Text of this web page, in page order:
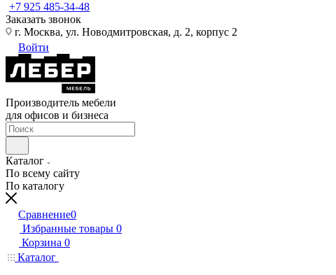
+7 925 485-34-48
Заказать звонок
г. Москва, ул. Новодмитровская, д. 2, корпус 2
Войти
Производитель мебели
для офисов и бизнеса
Каталог
По всему сайту
По каталогу
Сравнение0
Избранные товары 0
Корзина 0
Каталог